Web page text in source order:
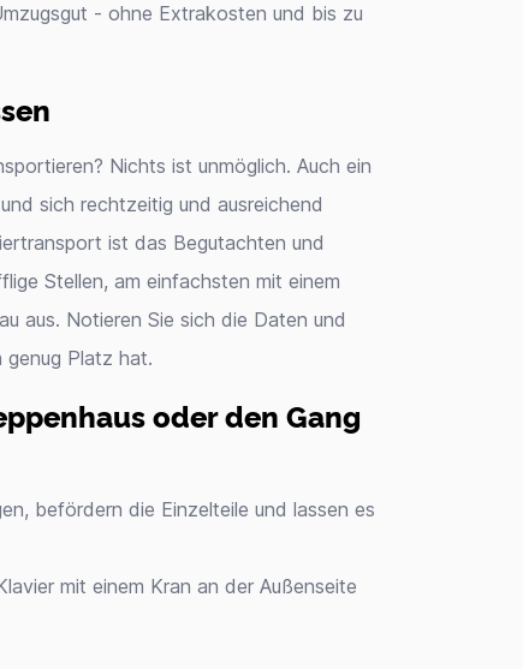
- ohne Extrakosten und bis zu
Nichts ist unmöglich. Auch ein
sich rechtzeitig und ausreichend
ist das Begutachten und
Stellen, am einfachsten mit einem
aus. Notieren Sie sich die Daten und
genug Platz hat.
oder den Gang
befördern die Einzelteile und lassen es
mit einem Kran an der Außenseite